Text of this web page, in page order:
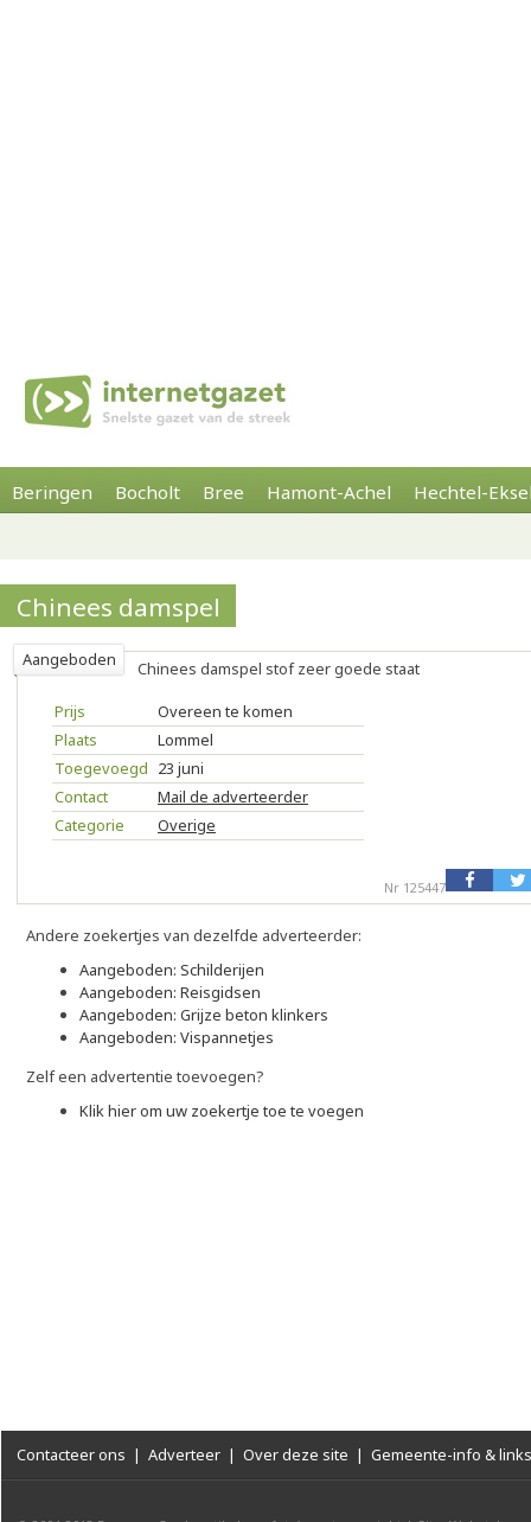
Beringen Bocholt Bree Hamont-Achel Hechtel-
Chinees damspel
Aangeboden
Chinees damspel stof zeer goede staat
Prijs
Overeen te komen
Plaats
Lommel
Toegevoegd 23 juni
Contact
Mail de adverteerder
Categorie
Overige
Nr 125447
Andere zoekertjes van dezelfde adverteerder:
Aangeboden: Schilderijen
Aangeboden: Reisgidsen
Aangeboden: Grijze beton klinkers
Aangeboden: Vispannetjes
Zelf een advertentie toevoegen?
Klik hier om uw zoekertje toe te voegen
Contacteer ons | Adverteer | Over deze site | Gemeente-info & links